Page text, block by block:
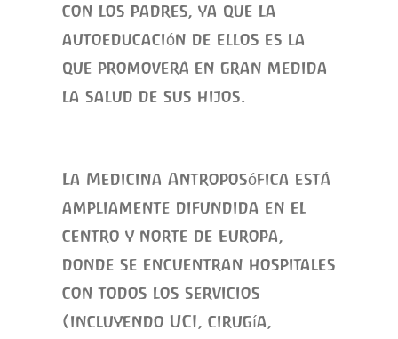
con los padres, ya que la
autoeducación de ellos es la
que promoverá en gran medida
la salud de sus hijos.
La Medicina Antroposófica está
ampliamente difundida en el
centro y norte de Europa,
donde se encuentran hospitales
con todos los servicios
(incluyendo UCI, cirugía,